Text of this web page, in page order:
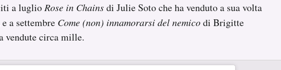
a luglio Rose in Chainsdi Julie Soto che ha venduto a sua volta
a settembre Come (non) innamorarsi del nemicodi Brigitte
vendute circa mille.